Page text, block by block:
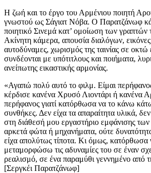
Η ζωή και το έργο του Αρμένιου ποιητή
γνωστού ως Σάγιατ Νόβα. Ο Παρατζάνωφ
ποιητικό Σινεμά κατ’ ομοίωση των
Ακίνητη κάμερα, απουσία διαλόγων,
αυτοδύναμες, χωρισμός της ταινίας σε οκτώ
συνδέονται με υπότιτλους και ποιήματα,
ανείπωτης εικαστικής αρμονίας.
«Αγαπώ πολύ αυτό το φιλμ. Είμαι
κέρδισε κανένα Χρυσό Λιοντάρι ή κανένα
περήφανος γιατί κατόρθωσα να το κάνω κάτω
συνθήκες. Δεν είχα τα απαραίτητα υλικά,
στη διάθεσή μου εργαστήριο εμφάνισης
αρκετά φώτα ή μηχανήματα, ούτε
είχα απολύτως τίποτα. Κι όμως, κατόρθωσα
μεταμορφώσω τις αδυναμίες του σε έναν
ρεαλισμό, σε ένα παραμύθι γεννημένο από
[Σεργκέι Παρατζάνωφ]